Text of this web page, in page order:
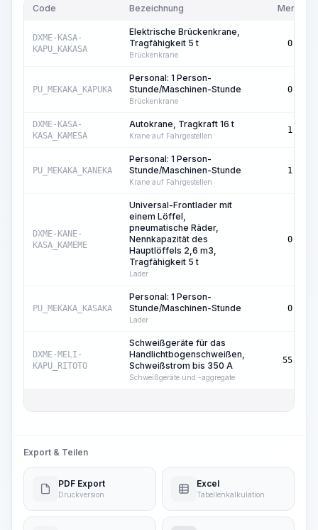
Code Bezeichnung Menge
DXME-KASA-
KAPU_KAKASA
Elektrische Brückenkrane,
Tragfähigkeit 5 t
Brückenkrane
0,93
PU_MEKAKA_KAPUKA
Personal: 1 Person-
Stunde/Maschinen-Stunde
Brückenkrane
0,93
DXME-KASA-
KASA_KAMESA
Autokrane, Tragkraft 16 t
Krane auf Fahrgestellen
1,20
PU_MEKAKA_KANEKA
Personal: 1 Person-
Stunde/Maschinen-Stunde
Krane auf Fahrgestellen
1,20
DXME-KANE-
KASA_KAMEME
Universal-Frontlader mit
einem Löffel,
pneumatische Räder,
Nennkapazität des
Hauptlöffels 2,6 m3,
Tragfähigkeit 5 t
Lader
0,39
PU_MEKAKA_KASAKA
Personal: 1 Person-
Stunde/Maschinen-Stunde
Lader
0,39
DXME-MELI-
KAPU_RITOTO
Schweißgeräte für das
Handlichtbogenschweißen,
Schweißstrom bis 350 A
Schweißgeräte und -aggregate
55,07
Export & Teilen
PDF Export
Druckversion
Excel
Tabellenkalkulation